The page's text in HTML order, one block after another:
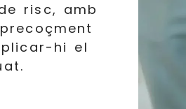
risc, amb
hi el